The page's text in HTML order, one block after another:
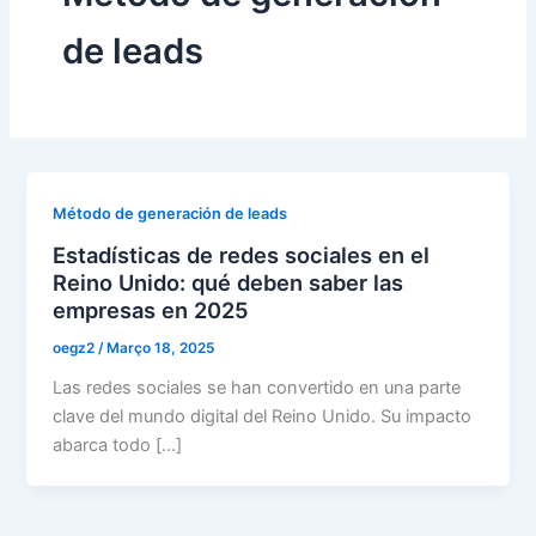
de leads
Método de generación de leads
Estadísticas de redes sociales en el
Reino Unido: qué deben saber las
empresas en 2025
oegz2/ Março 18, 2025
Las redes sociales se han convertido en una parte
clave del mundo digital del Reino Unido. Su impacto
abarca todo […]